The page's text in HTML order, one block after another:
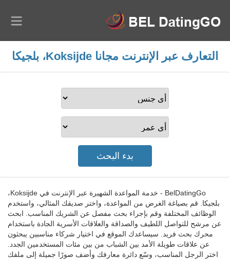
التعارف عبر الإنترنت مجانا Koksijde، بلجيكا
BelDatingGo - خدمة المواعدة الشهيرة عبر الإنترنت في Koksijde،
بلجيكا. قم بصياغة الغرض من المواعدة، واختر صديقك المثالي، واستخدم
الوظائف المختلفة وقم بإجراء بحث مفصل عن الشريك المناسب. ابحث
عن مرشح للتواصل اللطيف والصداقة والعلاقات الأسرية الجادة باستخدام
محرك بحث فريد. سيساعدك الموقع في اختيار شركاء مناسبين يبحثون
عن علاقات طويلة الأمد بين الشباب من بين مئات المستخدمين الجدد.
اختر الرجل المناسب، وسّع دائرة معارفك وأضف صورًا جميلة إلى ملفك